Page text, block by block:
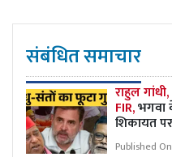
संबंधित समाचार
राहुल
FIR,भगवा
शिकायत
Published